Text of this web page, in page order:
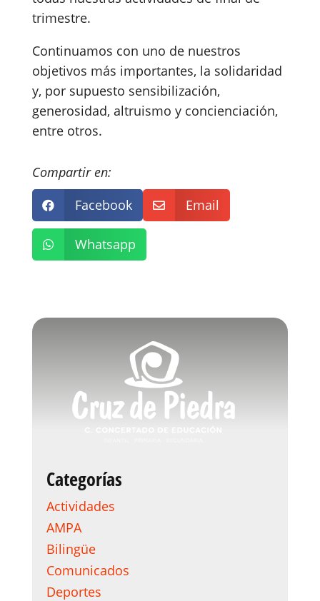
trimestre.
Continuamos con uno de nuestros
objetivos más importantes, la solidaridad
y, por supuesto sensibilización,
generosidad, altruismo y concienciación,
entre otros.
Compartir en:
 Facebook  Email
 Whatsapp
Categorías
Actividades
AMPA
Bilingüe
Comunicados
Deportes